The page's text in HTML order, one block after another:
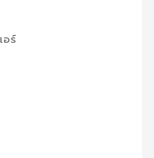
อร์